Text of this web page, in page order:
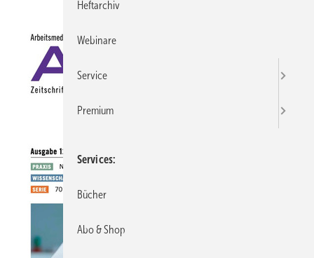
Heftarchiv
Webinare
Service
Premium
Services
Bücher
Abo & Shop